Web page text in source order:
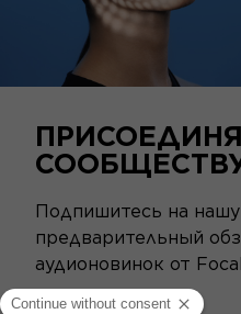
Подпишитесь на
предварительный
аудионовинок от